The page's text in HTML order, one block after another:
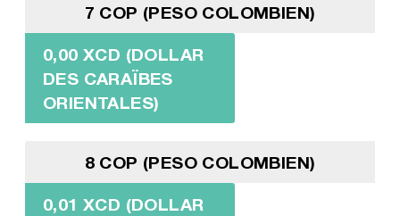
7 COP (PESO COLOMBIEN)
0,00 XCD (DOLLAR
DES CARAÏBES
ORIENTALES)
8 COP (PESO COLOMBIEN)
0,01 XCD (DOLLAR